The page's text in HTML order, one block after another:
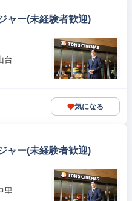
ャー(未経験者歓迎)
台
気になる
ャー(未経験者歓迎)
里